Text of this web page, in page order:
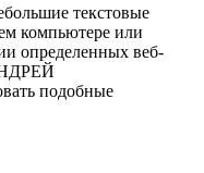
текстовые
компьютере или
определенных веб-
подобные